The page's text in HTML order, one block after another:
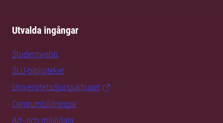
Utvalda ingångar
Studentwebb
SLU-biblioteket
Universitetsdjursjukhuset
Centrumbildningar
Art- och miljödata